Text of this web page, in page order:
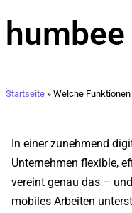
Startseite » Welche
In einer zunehmend
Unternehmen flexible,
vereint genau das –
mobiles Arbeiten